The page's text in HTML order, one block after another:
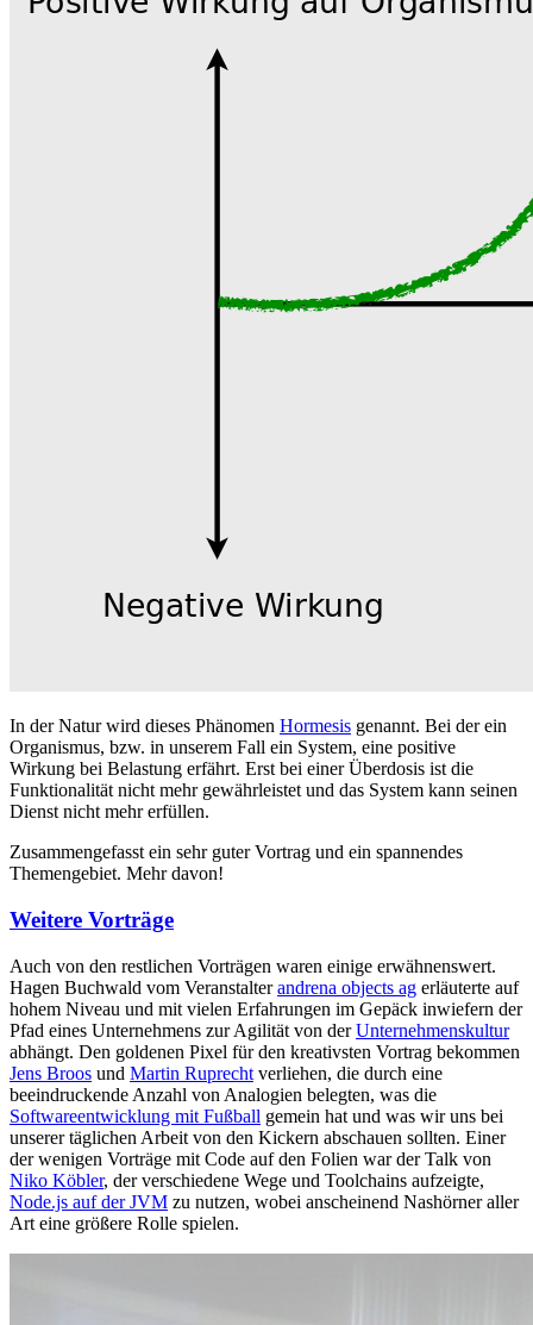
In der Natur wird dieses Phänomen Hormesis genannt. Bei der ein
Organismus, bzw. in unserem Fall ein System, eine positive
Wirkung bei Belastung erfährt. Erst bei einer Überdosis ist die
Funktionalität nicht mehr gewährleistet und das System kann seinen
Dienst nicht mehr erfüllen.
Zusammengefasst ein sehr guter Vortrag und ein spannendes
Themengebiet. Mehr davon!
Weitere Vorträge
Auch von den restlichen Vorträgen waren einige erwähnenswert.
Hagen Buchwald vom Veranstalterandrena objects ag erläuterte auf
hohem Niveau und mit vielen Erfahrungen im Gepäck inwiefern der
Pfad eines Unternehmens zur Agilität von derUnternehmenskultur
abhängt. Den goldenen Pixel für den kreativsten Vortrag bekommen
Jens Broos und Martin Ruprecht verliehen, die durch eine
beeindruckende Anzahl von Analogien belegten, was die
Softwareentwicklung mit Fußball gemein hat und was wir uns bei
unserer täglichen Arbeit von den Kickern abschauen sollten. Einer
der wenigen Vorträge mit Code auf den Folien war der Talk von
Niko Köbler, der verschiedene Wege und Toolchains aufzeigte,
Node.js auf der JVM zu nutzen, wobei anscheinend Nashörner aller
Art eine größere Rolle spielen.